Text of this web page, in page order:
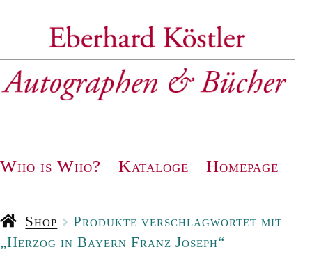
Navigation
Who is Who? Kataloge Homepage
Shop
Produkte verschlagwortet mit
„Herzog in Bayern Franz Joseph“